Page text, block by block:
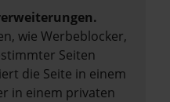
wie Werbeblocker,
Seiten
die Seite in einem
in einem privaten